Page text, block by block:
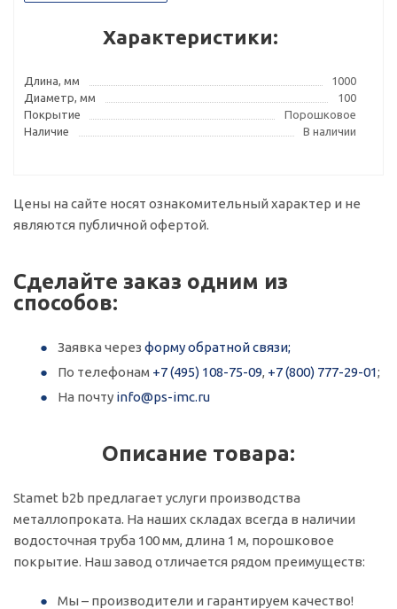
Характеристики:
Длина, мм
1000
Диаметр, мм
100
Покрытие
Порошковое
Наличие
В наличии
Цены на сайте носят ознакомительный характер и не
являются публичной офертой.
Сделайте заказ одним из
способов:
Заявка через форму обратной связи;
По телефонам +7 (495) 108-75-09, +7 (800) 777-29-01;
На почту info@ps-imc.ru
Описание товара:
Stamet b2b предлагает услуги производства
металлопроката. На наших складах всегда в наличии
водосточная труба 100 мм, длина 1 м, порошковое
покрытие. Наш завод отличается рядом преимуществ:
Мы – производители и гарантируем качество!